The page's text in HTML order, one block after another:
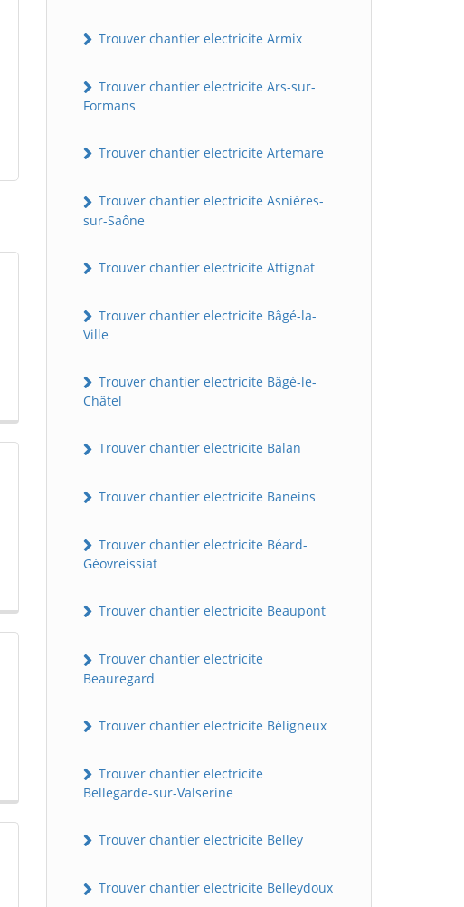
Trouver chantier electricite Armix
Trouver chantier electricite Ars-sur-
Formans
Trouver chantier electricite Artemare
Trouver chantier electricite Asnières-
sur-Saône
Trouver chantier electricite Attignat
Trouver chantier electricite Bâgé-la-
Ville
Trouver chantier electricite Bâgé-le-
Châtel
Trouver chantier electricite Balan
Trouver chantier electricite Baneins
Trouver chantier electricite Béard-
Géovreissiat
Trouver chantier electricite Beaupont
Trouver chantier electricite
Beauregard
Trouver chantier electricite Béligneux
Trouver chantier electricite
Bellegarde-sur-Valserine
Trouver chantier electricite Belley
Trouver chantier electricite Belleydoux